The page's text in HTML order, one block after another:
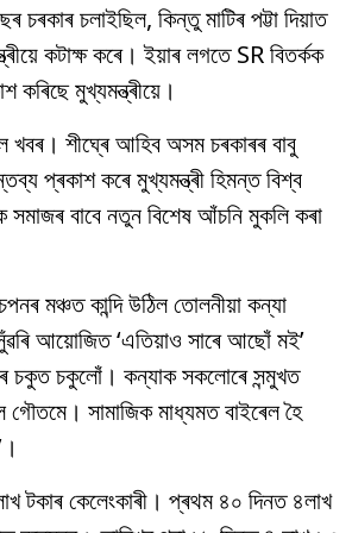
চলাইছিল, কিন্তু মাটিৰ পট্টা দিয়াত
কটাক্ষ কৰে। ইয়াৰ লগতে SR বিতৰ্কক
কৰিছে মুখ্যমন্ত্ৰীয়ে।
খবৰ। শীঘ্ৰে আহিব অসম চৰকাৰৰ বাবু
প্ৰকাশ কৰে মুখ্যমন্ত্ৰী হিমন্ত বিশ্ব
সমাজৰ বাবে নতুন বিশেষ আঁচনি মুকলি কৰা
মঞ্চত কান্দি উঠিল তোলনীয়া কন্যা
আয়োজিত ‘এতিয়াও সাৰে আছোঁ মই’
চকুত চকুলোঁ। কন্যাক সকলোৰে সন্মুখত
গৌতমে। সামাজিক মাধ্যমত বাইৰেল হৈ
টকাৰ কেলেংকাৰী। প্ৰথম ৪০ দিনত ৪লাখ